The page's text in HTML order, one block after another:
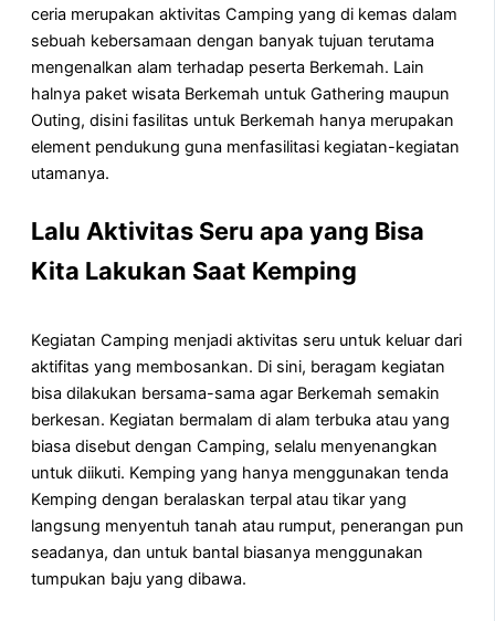
ceria merupakan aktivitas Camping yang di kemas dalam
sebuah kebersamaan dengan banyak tujuan terutama
mengenalkan alam terhadap peserta Berkemah. Lain
halnya paket wisata Berkemah untuk Gathering maupun
Outing, disini fasilitas untuk Berkemah hanya merupakan
element pendukung guna menfasilitasi kegiatan-kegiatan
utamanya.
Lalu Aktivitas Seru apa yang Bisa
Kita Lakukan Saat Kemping
Kegiatan Camping menjadi aktivitas seru untuk keluar dari
aktifitas yang membosankan. Di sini, beragam kegiatan
bisa dilakukan bersama-sama agar Berkemah semakin
berkesan. Kegiatan bermalam di alam terbuka atau yang
biasa disebut dengan Camping, selalu menyenangkan
untuk diikuti. Kemping yang hanya menggunakan tenda
Kemping dengan beralaskan terpal atau tikar yang
langsung menyentuh tanah atau rumput, penerangan pun
seadanya, dan untuk bantal biasanya menggunakan
tumpukan baju yang dibawa.